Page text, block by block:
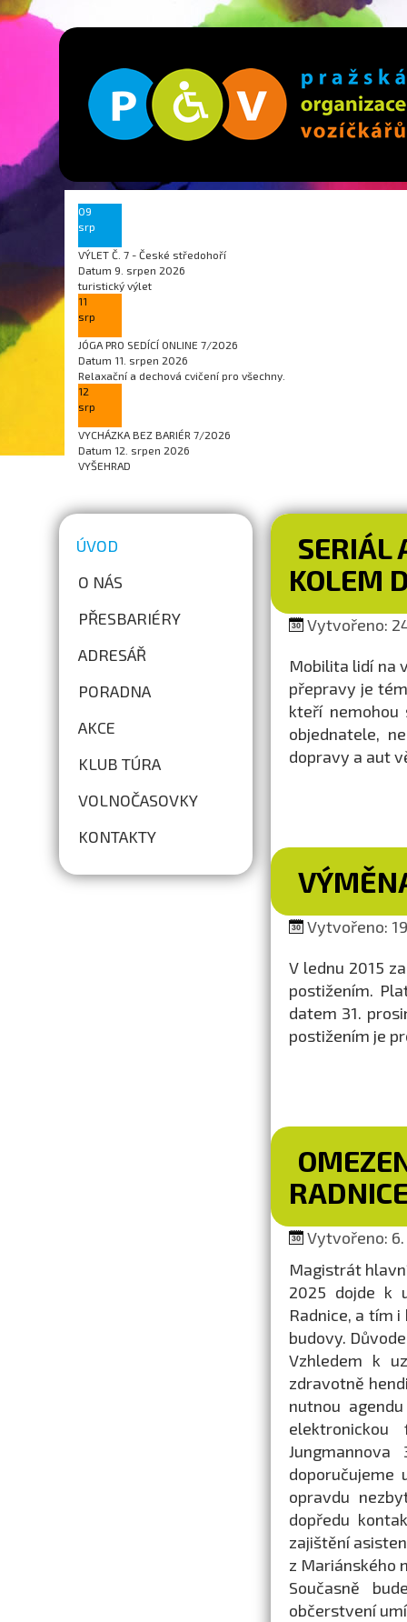
09
srp
VÝLET Č. 7 - České středohoří
Datum 9. srpen 2026
turistický výlet
11
srp
JÓGA PRO SEDÍCÍ ONLINE 7/2026
Datum 11. srpen 2026
Relaxační a dechová cvičení pro všechny.
12
srp
VYCHÁZKA BEZ BARIÉR 7/2026
Datum 12. srpen 2026
VYŠEHRAD
ÚVOD
O NÁS
PŘESBARIÉRY
ADRESÁŘ
PORADNA
AKCE
KLUB TÚRA
VOLNOČASOVKY
KONTAKTY
SERIÁL
KOLEM
Vytvořeno:
Mobilita lidí na
přepravy je
kteří
objednatele,
dopravy a aut
Vytvořeno:
V lednu 2015
postižením.
datem 31.
postižením je
Vytvořeno: 6.
Magistrát
2025 dojde k
Radnice, a tím
budovy.
Vzhledem k
zdravotně
nutnou
doporučujeme
opravdu
dopředu
zajištění
z Mariánského
Současně
občerstvení